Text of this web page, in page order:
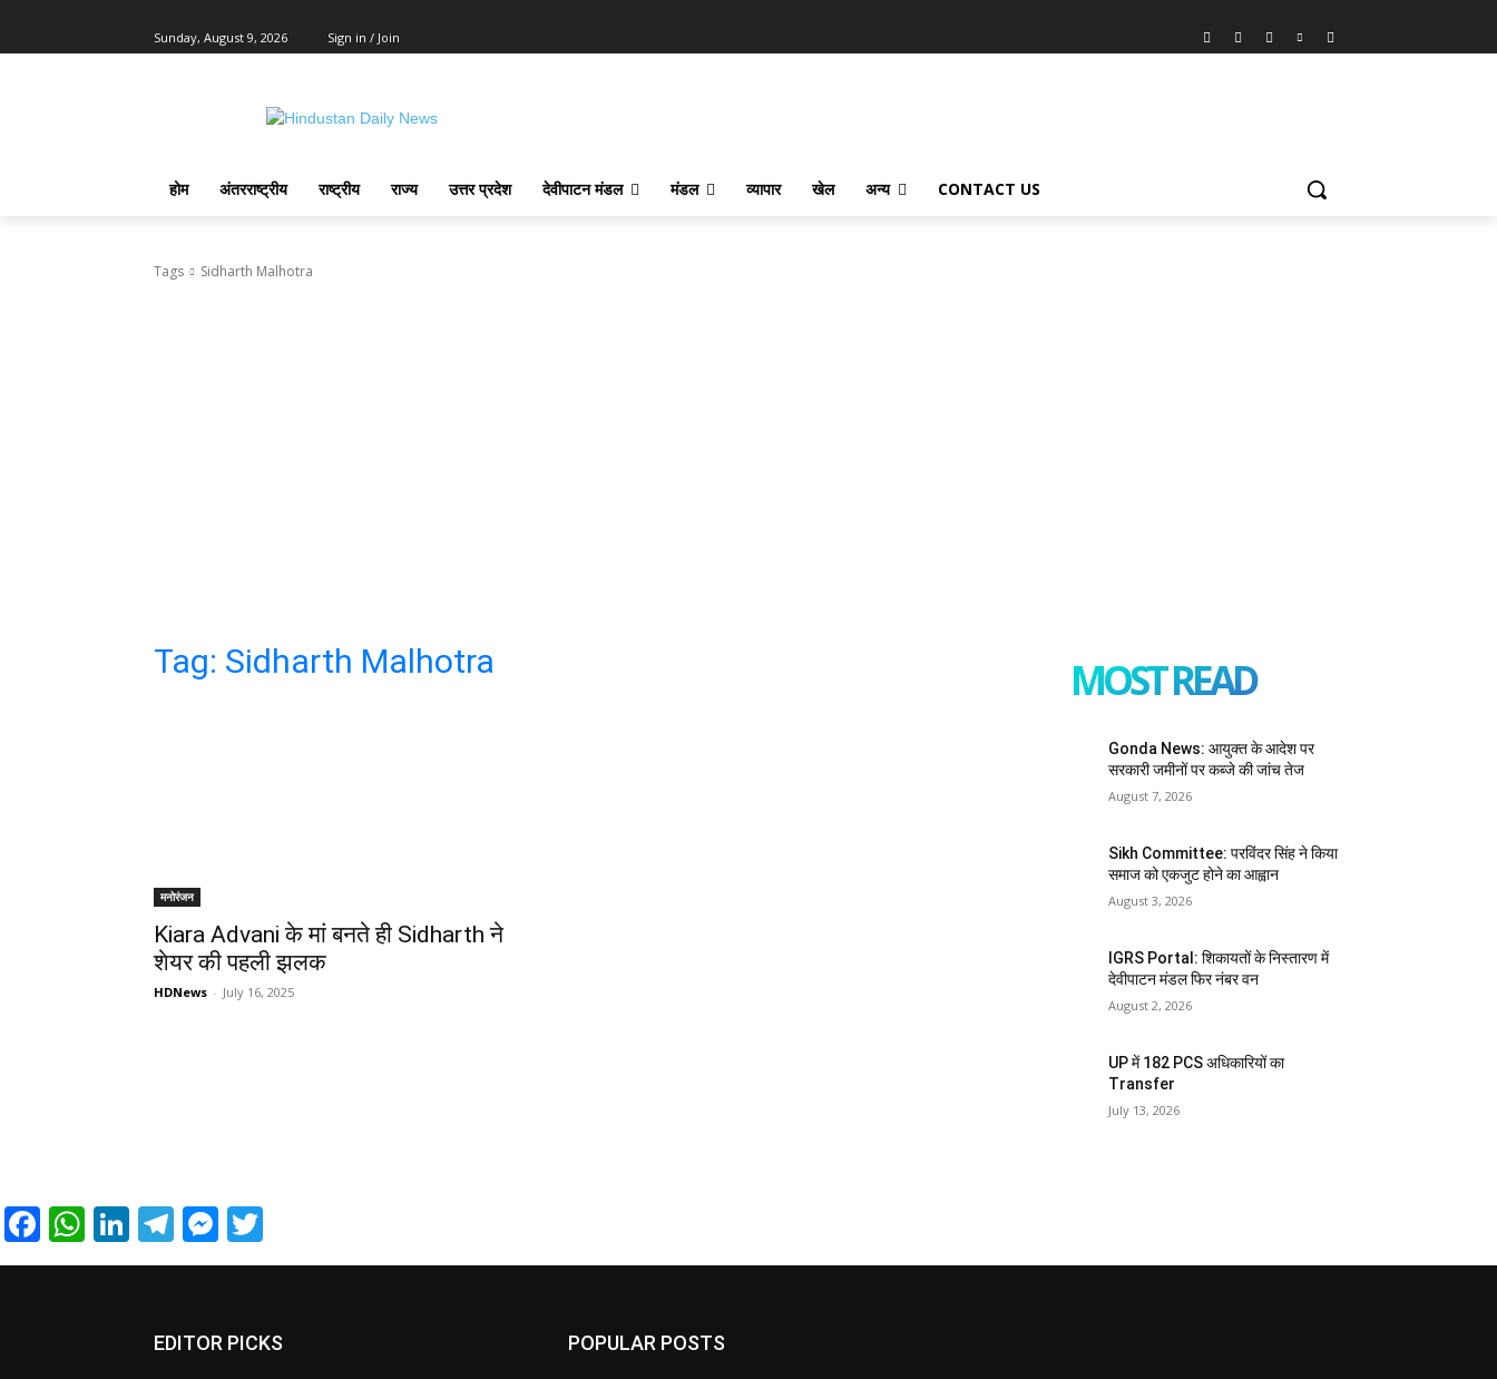
Sunday, August 9, 2026 Sign in / Join
होम अंतरराष्ट्रीय राष्ट्रीय राज्य उत्तर प्रदेश देवीपाटन मंडल मंडल व्यापार खेल अन्य CONTACT US
Tags Sidharth Malhotra
Tag: Sidharth Malhotra
मनोरंजन
Kiara Advani के मां बनते ही Sidharth ने
शेयर की पहली झलक
HDNews - July 16, 2025
MOST READ
Gonda News: आयुक्त के आदेश पर
सरकारी जमीनों पर कब्जे की जांच तेज
August 7, 2026
Sikh Committee: परविंदर सिंह ने किया
समाज को एकजुट होने का आह्वान
August 3, 2026
IGRS Portal: शिकायतों के निस्तारण में
देवीपाटन मंडल फिर नंबर वन
August 2, 2026
UP में 182 PCS अधिकारियों का
Transfer
July 13, 2026
Facebook
WhatsApp
LinkedIn
Telegram
Messenger
EDITOR PICKS POPULAR POSTS